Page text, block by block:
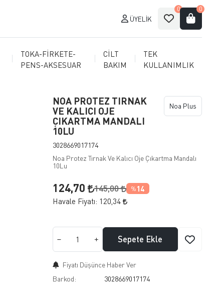
ÜYELIK
0 0
TOKA-FİRKETE-
PENS-AKSESUAR
CİLT
BAKIM
TEK
KULLANIMLIK
NOA PROTEZ TIRNAK
VE KALICI OJE
ÇIKARTMA MANDALI
10LU
3028669017174
Noa Plus
Noa Protez Tırnak Ve Kalıcı Oje Çıkartma Mandalı
10Lu
124,70 145,00 % 14
Havale Fiyatı: 120,34
Sepete Ekle
Fiyatı Düşünce Haber Ver
Barkod:
3028669017174